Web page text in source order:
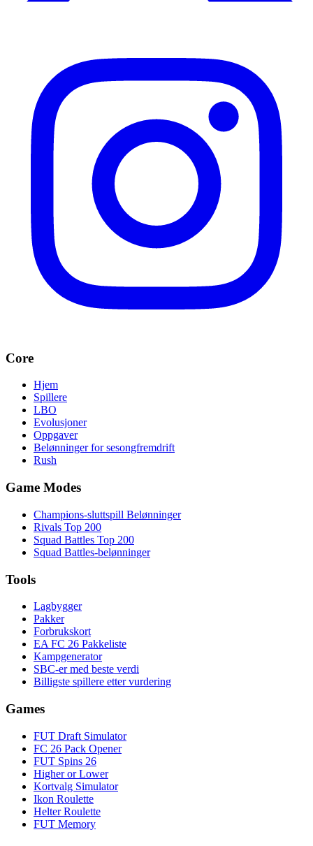
Core
Hjem
Spillere
LBO
Evolusjoner
Oppgaver
Belønninger for sesongfremdrift
Rush
Game Modes
Champions-sluttspill Belønninger
Rivals Top 200
Squad Battles Top 200
Squad Battles-belønninger
Tools
Lagbygger
Pakker
Forbrukskort
EA FC 26 Pakkeliste
Kampgenerator
SBC-er med beste verdi
Billigste spillere etter vurdering
Games
FUT Draft Simulator
FC 26 Pack Opener
FUT Spins 26
Higher or Lower
Kortvalg Simulator
Ikon Roulette
Helter Roulette
FUT Memory